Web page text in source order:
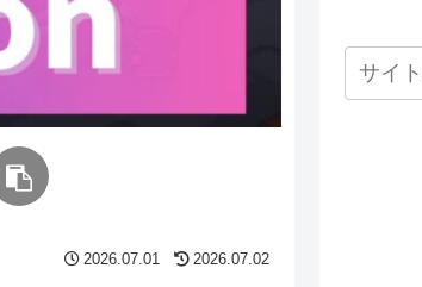
2026.07.01 2026.07.02